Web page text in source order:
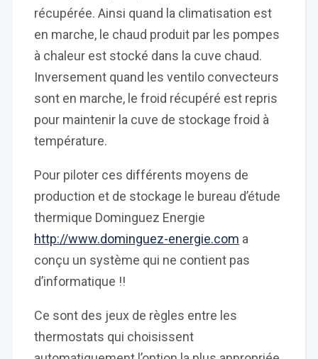
récupérée. Ainsi quand la climatisation est
en marche, le chaud produit par les pompes
à chaleur est stocké dans la cuve chaud.
Inversement quand les ventilo convecteurs
sont en marche, le froid récupéré est repris
pour maintenir la cuve de stockage froid à
température.
Pour piloter ces différents moyens de
production et de stockage le bureau d’étude
thermique Dominguez Energie
http://www.dominguez-energie.com a
conçu un système qui ne contient pas
d’informatique !!
Ce sont des jeux de règles entre les
thermostats qui choisissent